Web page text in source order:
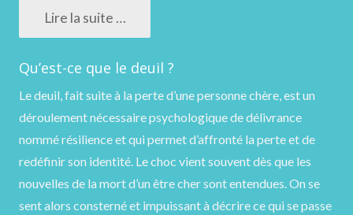
Lire la suite …
Qu’est-ce que le deuil ?
Le deuil, fait suite à la perte d’une personne chère, est un
déroulement nécessaire psychologique de délivrance
nommé résilience et qui permet d’affronté la perte et de
redéfinir son identité. Le choc vient souvent dès que les
nouvelles de la mort d’un être cher sont entendues. On se
sent alors consterné et impuissant à décrire ce qui se passe